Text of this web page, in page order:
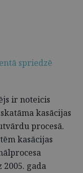
spriedzē
ir noteicis
kasācijas
procesā.
kasācijas
gada